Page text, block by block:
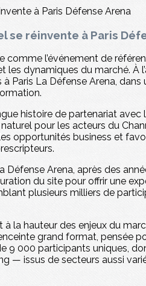
se réinvente à Paris
comme l’événement de
les dynamiques du marché. À
Paris La Défense Arena,
histoire de partenariat
pour les acteurs du
opportunités business et
Défense Arena, après des
du site pour offrir une
plusieurs milliers de
à la hauteur des enjeux du
grand format, pensée
9 000 participants uniques,
— issus de secteurs aussi